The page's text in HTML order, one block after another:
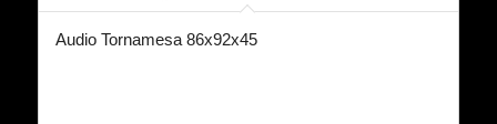
Audio Tornamesa 86x92x45